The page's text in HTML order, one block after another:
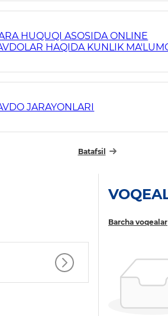
HUQUQI ASOSIDA ONLINE
HAQIDA KUNLIK
JARAYONLARI
Batafsil
Barcha voqealar